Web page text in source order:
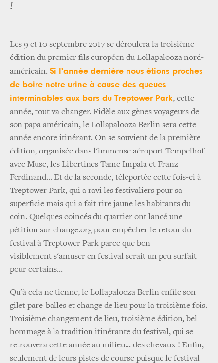
!
Les 9 et 10 septembre 2017 se déroulera la troisième
édition du premier fils européen du Lollapalooza nord-
américain. Si l'année dernière nous étions proches
de boire notre urine à cause des queues
interminables aux bars du Treptower Park, cette
année, tout va changer. Fidèle aux gènes voyageurs de
son papa américain, le Lollapalooza Berlin sera cette
année encore itinérant. On se souvient de la première
édition, organisée dans l'immense aéroport Tempelhof
avec Muse, les Libertines Tame Impala et Franz
Ferdinand... Et de la seconde, téléportée cette fois-ci à
Treptower Park, qui a ravi les festivaliers pour sa
superficie mais qui a fait rire jaune les habitants du
coin. Quelques coincés du quartier ont lancé une
pétition sur change.org pour empêcher le retour du
festival à Treptower Park parce que bon
visiblement s'amuser en festival serait un peu surfait
pour certains...
Qu'à cela ne tienne, le Lollapalooza Berlin enfile son
gilet pare-balles et change de lieu pour la troisième fois.
Troisième changement de lieu, troisième édition, bel
hommage à la tradition itinérante du festival, qui se
retrouvera cette année au milieu... des chevaux ! Enfin,
seulement de leurs pistes de course puisque le festival